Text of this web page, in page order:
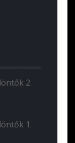
2.
1.